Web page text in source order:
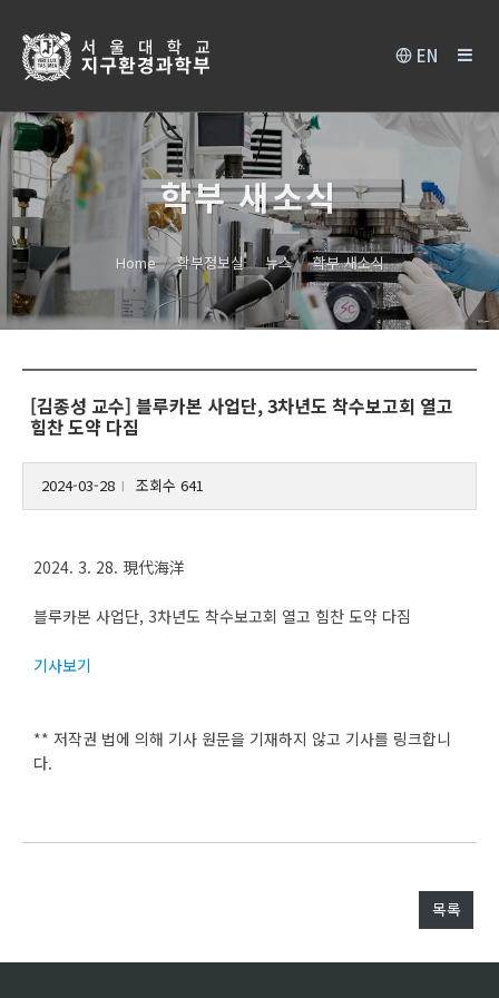
EN
학부 새소식
Home 학부정보실 뉴스 학부 새소식
[김종성 교수] 블루카본 사업단, 3차년도 착수보고회 열고
힘찬 도약 다짐
2024-03-28 조회수 641
2024. 3. 28. 現代海洋
블루카본 사업단, 3차년도 착수보고회 열고 힘찬 도약 다짐
기사보기
** 저작권 법에 의해 기사 원문을 기재하지 않고 기사를 링크합니
다.
목록